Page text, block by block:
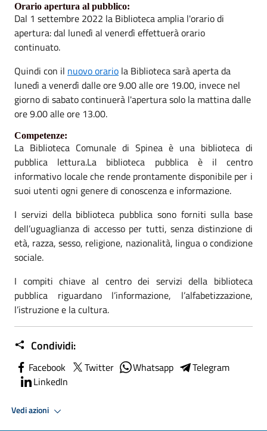
Orario apertura al pubblico:
Dal 1 settembre 2022 la Biblioteca amplia l'orario di
apertura: dal lunedì al venerdì effettuerà orario
continuato.
Quindi con il nuovo orario la Biblioteca sarà aperta da
lunedì a venerdì dalle ore 9.00 alle ore 19.00, invece nel
giorno di sabato continuerà l'apertura solo la mattina dalle
ore 9.00 alle ore 13.00.
Competenze:
La Biblioteca Comunale di Spinea è una biblioteca di
pubblica lettura.La biblioteca pubblica è il centro
informativo locale che rende prontamente disponibile per i
suoi utenti ogni genere di conoscenza e informazione.
I servizi della biblioteca pubblica sono forniti sulla base
dell’uguaglianza di accesso per tutti, senza distinzione di
età, razza, sesso, religione, nazionalità, lingua o condizione
sociale.
I compiti chiave al centro dei servizi della biblioteca
pubblica riguardano l’informazione, l’alfabetizzazione,
l’istruzione e la cultura.
Condividi:
Facebook Twitter Whatsapp
Telegram
LinkedIn
Vedi azioni